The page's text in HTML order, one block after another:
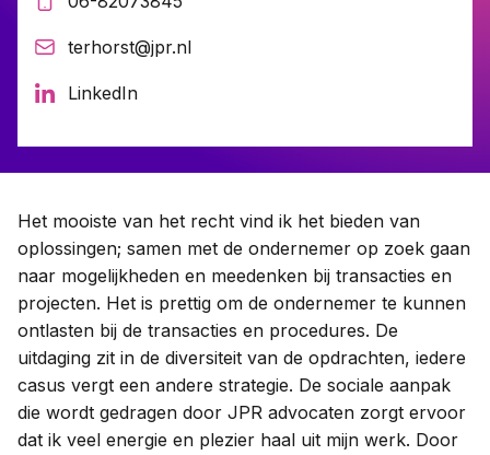
terhorst@jpr.nl
LinkedIn
Het mooiste van het recht vind ik het bieden van
oplossingen; samen met de ondernemer op zoek gaan
naar mogelijkheden en meedenken bij transacties en
projecten. Het is prettig om de ondernemer te kunnen
ontlasten bij de transacties en procedures. De
uitdaging zit in de diversiteit van de opdrachten, iedere
casus vergt een andere strategie. De sociale aanpak
die wordt gedragen door JPR advocaten zorgt ervoor
dat ik veel energie en plezier haal uit mijn werk. Door